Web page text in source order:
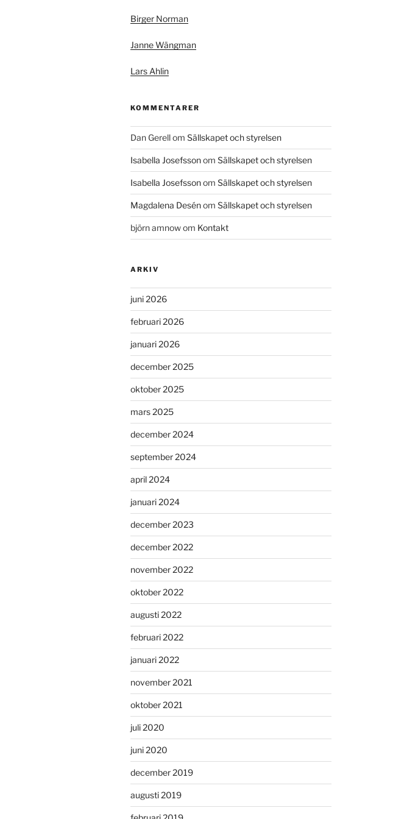
Birger Norman
Janne Wängman
Lars Ahlin
KOMMENTARER
Dan Gerellom Sällskapet och styrelsen
Isabella Josefssonom Sällskapet och styrelsen
Isabella Josefssonom Sällskapet och styrelsen
Magdalena Desénom Sällskapet och styrelsen
björn amnowom Kontakt
ARKIV
juni 2026
februari 2026
januari 2026
december 2025
oktober 2025
mars 2025
december 2024
september 2024
april 2024
januari 2024
december 2023
december 2022
november 2022
oktober 2022
augusti 2022
februari 2022
januari 2022
november 2021
oktober 2021
juli 2020
juni 2020
december 2019
augusti 2019